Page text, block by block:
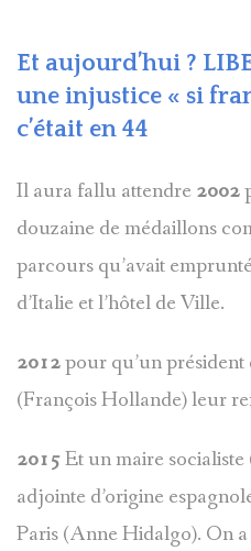
Et aujourd’hui ?
une injustice « si
c’était en 44
Il aura fallu attendre2002
douzaine de médaillons
parcours qu’avait
d’Italie et l’hôtel de Ville.
2012pour qu’un
(François Hollande) leur
2015Et un maire
adjointe d’origine
Paris (Anne Hidalgo). On